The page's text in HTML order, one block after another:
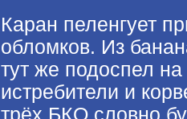
Каран пеленгует
обломков. Из
тут же подоспел
истребители и